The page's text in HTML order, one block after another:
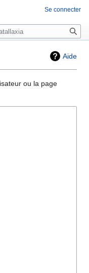
Aide
ou la page
Se connecter